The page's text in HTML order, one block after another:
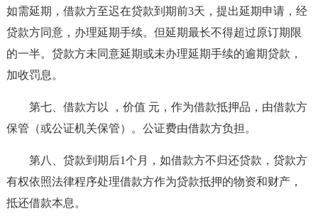
如需延期，借款方至迟在贷款到期前3天，提出延期申请，经
贷款方同意，办理延期手续。但延期最长不得超过原订期限
的一半。贷款方未同意延期或未办理延期手续的逾期贷款，
加收罚息。
第七、借款方以 ，价值 元，作为借款抵押品，由借款方
保管（或公证机关保管）。公证费由借款方负担。
第八、贷款到期后1个月，如借款方不归还贷款，贷款方
有权依照法律程序处理借款方作为贷款抵押的物资和财产，
抵还借款本息。